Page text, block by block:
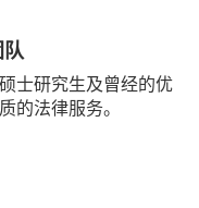
士研究生及曾经的优
的法律服务。